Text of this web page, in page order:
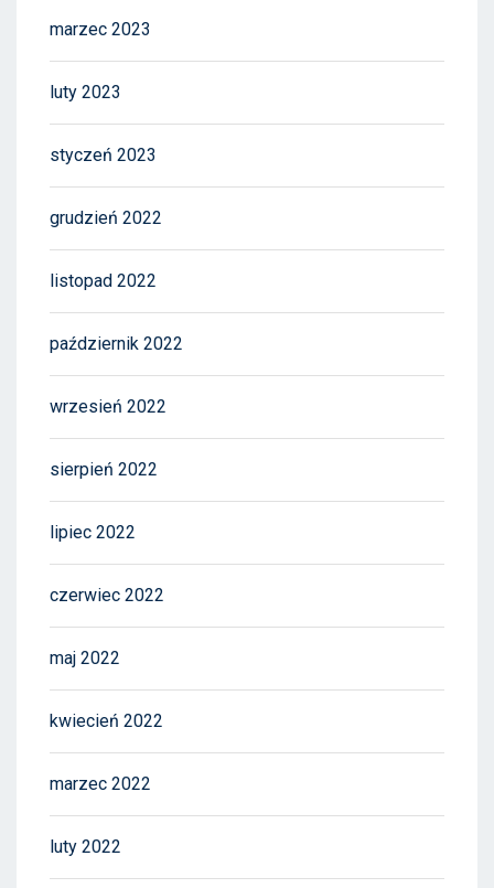
marzec 2023
luty 2023
styczeń 2023
grudzień 2022
listopad 2022
październik 2022
wrzesień 2022
sierpień 2022
lipiec 2022
czerwiec 2022
maj 2022
kwiecień 2022
marzec 2022
luty 2022